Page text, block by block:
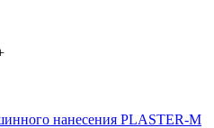
нанесения PLASTER-М